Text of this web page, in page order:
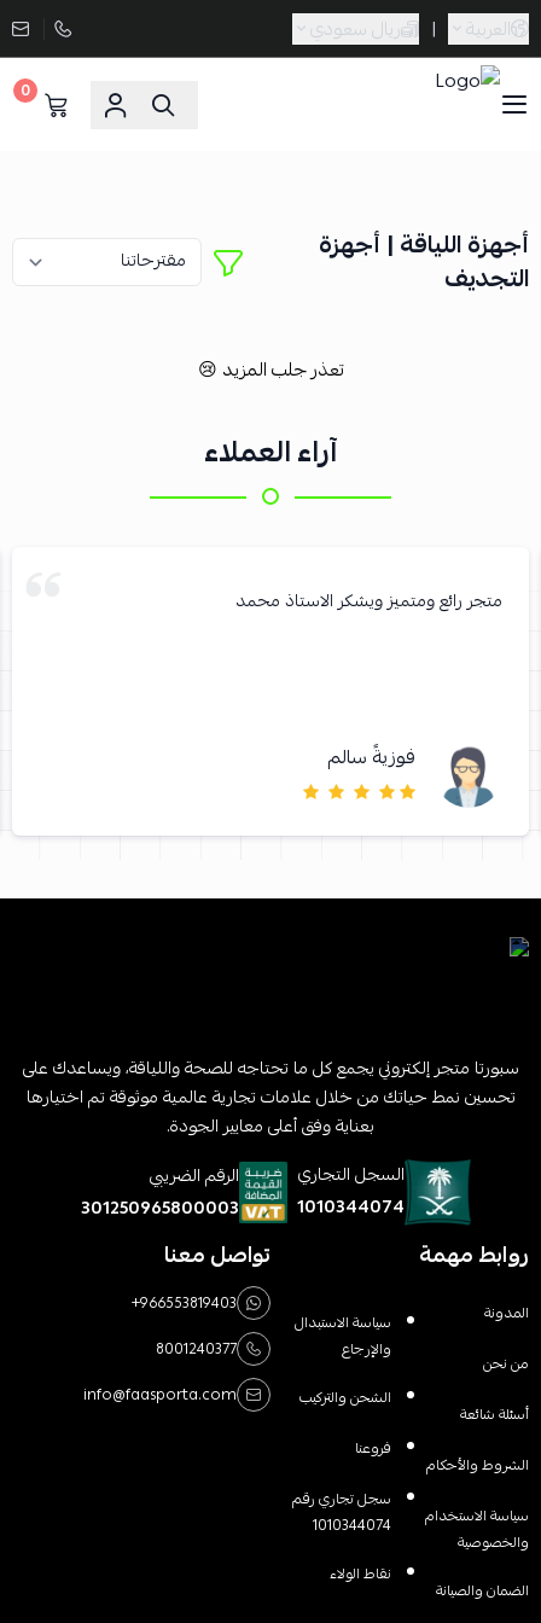
العربية | ريال سعودي
0
أجهزة اللياقة | أجهزة
التجديف
تعذر جلب المزيد 😢
آراء العملاء
متجر رائع ومتميز ويشكر الاستاذ محمد
فوزيةً سالم
سبورتا متجر إلكتروني يجمع كل ما تحتاجه للصحة واللياقة، ويساعدك على
تحسين نمط حياتك من خلال علامات تجارية عالمية موثوقة تم اختيارها
بعناية وفق أعلى معايير الجودة.
السجل التجاري
1010344074
الرقم الضريبي
301250965800003
روابط مهمة
المدونة
من نحن
أسئلة شائعة
الشروط والأحكام
سياسة الاستخدام
والخصوصية
الضمان والصيانة
سياسة الاستبدال
والإرجاع
الشحن والتركيب
فروعنا
سجل تجاري رقم
1010344074
نقاط الولاء
تواصل معنا
+966553819403
8001240377
info@faasporta.com